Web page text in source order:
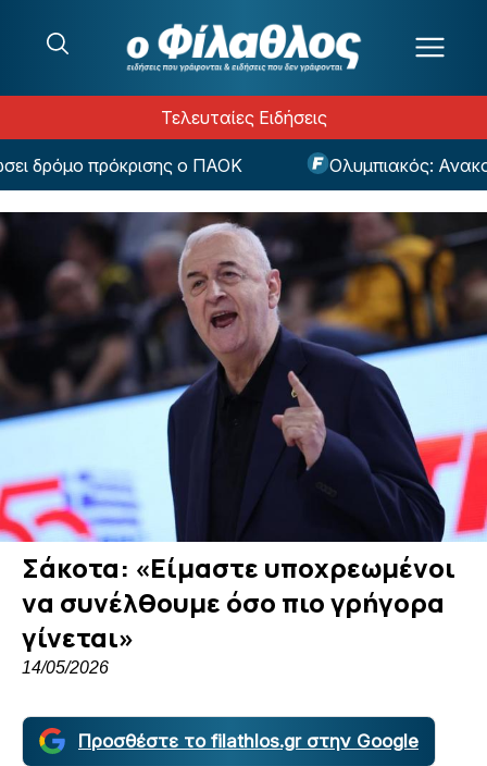
Τελευταίες Ειδήσεις
πρόκρισης ο ΠΑΟΚ Ολυμπιακός:
Σάκοτα: «Είμαστε υποχρεωμένοι
να συνέλθουμε όσο πιο γρήγορα
γίνεται»
14/05/2026
Προσθέστε το filathlos.gr στην Google